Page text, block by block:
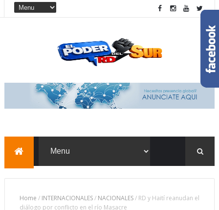
Home / INTERNACIONALES/ NACIONALES/ RD y Haití reanudan el
diálogo por conflicto en el río Masacre